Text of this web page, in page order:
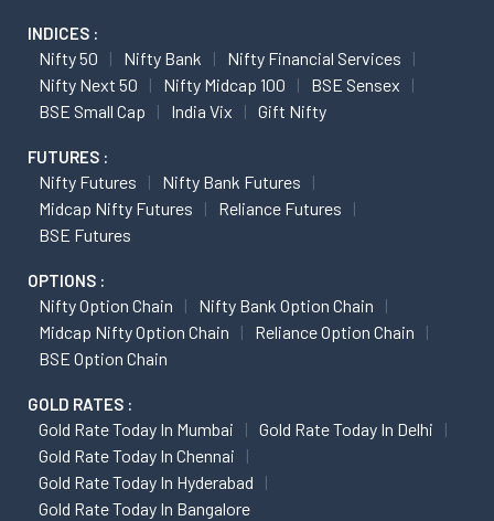
INDICES :
Nifty 50 Nifty Bank
Nifty Financial Services
Nifty Next 50
Nifty Midcap 100
BSE Sensex
BSE Small Cap
India Vix Gift Nifty
FUTURES :
Nifty Futures
Nifty Bank Futures
Midcap Nifty Futures
Reliance Futures
BSE Futures
OPTIONS :
Nifty Option Chain
Nifty Bank Option Chain
Midcap Nifty Option Chain
Reliance Option Chain
BSE Option Chain
GOLD RATES :
Gold Rate Today In Mumbai
Gold Rate Today In Delhi
Gold Rate Today In Chennai
Gold Rate Today In Hyderabad
Gold Rate Today In Bangalore